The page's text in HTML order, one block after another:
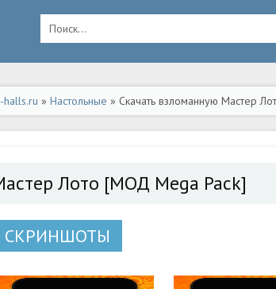
halls.ru » Настольные » Скачать взломанную Мастер
Лото [МОД Mega Pack]
СКРИНШОТЫ